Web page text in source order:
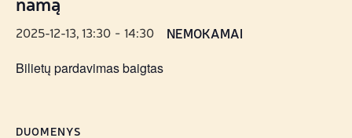
2025-12-13, 13:30 - 14:30 NEMOKAMAI
Bilietų pardavimas baigtas
DUOMENYS